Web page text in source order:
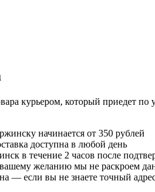
курьером, который приедет по
начинается от 350 рублей
доступна в любой день
в течение 2 часов после
желанию мы не раскроем
— если вы не знаете точный